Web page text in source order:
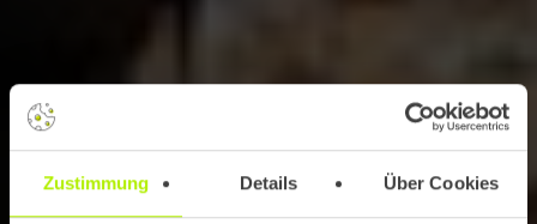
Zustimmung Details Über Cookies